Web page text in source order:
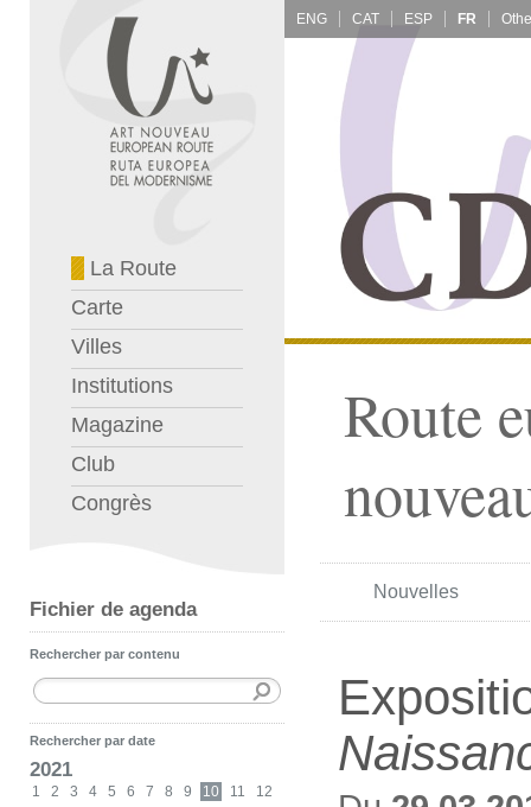
La Route
Carte
Villes
Institutions
Magazine
Club
Congrès
Fichier de agenda
Rechercher par contenu
Rechercher par date
2021
1 2 3 4 5 6 7 8 9 10 11 12
ENG CAT ESP FR
Route
Nouvelles